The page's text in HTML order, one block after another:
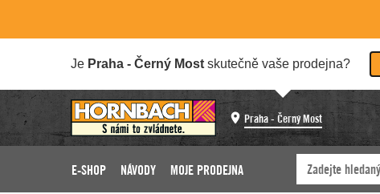
Je Praha - Černý Most skutečně vaše prodejna?
Praha - Černý Most
E-SHOP NÁVODY MOJE PRODEJNA